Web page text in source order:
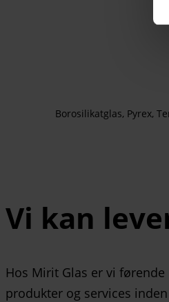
Borosilikatglas, Pyrex,
Vi kan
Hos Mirit Glas er vi
produkter og services